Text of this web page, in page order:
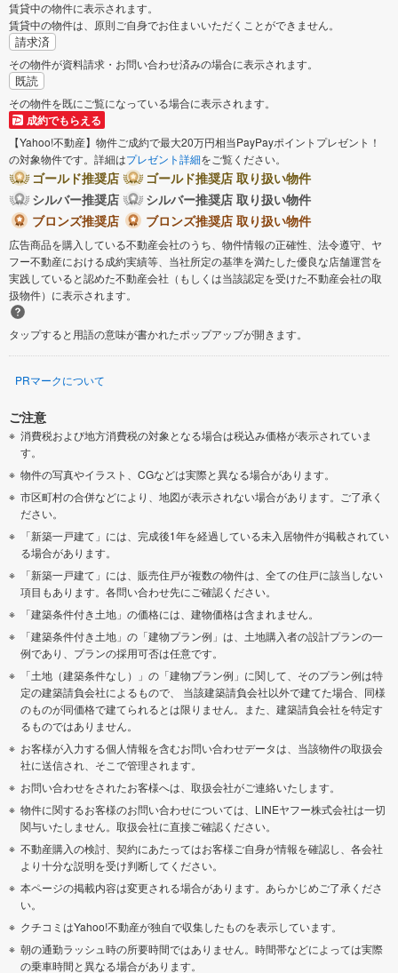
賃貸中の物件に表示されます。
賃貸中の物件は、原則ご自身でお住まいいただくことができません。
請求済
その物件が資料請求・お問い合わせ済みの場合に表示されます。
既読
その物件を既にご覧になっている場合に表示されます。
成約でもらえる
【Yahoo!不動産】物件ご成約で最大20万円相当PayPayポイントプレゼント！
の対象物件です。詳細はプレゼント詳細をご覧ください。
ゴールド推奨店
ゴールド推奨店 取り扱い物件
シルバー推奨店
シルバー推奨店 取り扱い物件
ブロンズ推奨店
ブロンズ推奨店 取り扱い物件
広告商品を購入している不動産会社のうち、物件情報の正確性、法令遵守、ヤ
フー不動産における成約実績等、当社所定の基準を満たした優良な店舗運営を
実践していると認めた不動産会社（もしくは当該認定を受けた不動産会社の取
扱物件）に表示されます。
タップすると用語の意味が書かれたポップアップが開きます。
PRマークについて
ご注意
消費税および地方消費税の対象となる場合は税込み価格が表示されていま
す。
物件の写真やイラスト、CGなどは実際と異なる場合があります。
市区町村の合併などにより、地図が表示されない場合があります。ご了承く
ださい。
「新築一戸建て」には、完成後1年を経過している未入居物件が掲載されてい
る場合があります。
「新築一戸建て」には、販売住戸が複数の物件は、全ての住戸に該当しない
項目もあります。各問い合わせ先にご確認ください。
「建築条件付き土地」の価格には、建物価格は含まれません。
「建築条件付き土地」の「建物プラン例」は、土地購入者の設計プランの一
例であり、プランの採用可否は任意です。
「土地（建築条件なし）」の「建物プラン例」に関して、そのプラン例は特
定の建築請負会社によるもので、 当該建築請負会社以外で建てた場合、同様
のものが同価格で建てられるとは限りません。また、建築請負会社を特定す
るものではありません。
お客様が入力する個人情報を含むお問い合わせデータは、当該物件の取扱会
社に送信され、そこで管理されます。
お問い合わせをされたお客様へは、取扱会社がご連絡いたします。
物件に関するお客様のお問い合わせについては、LINEヤフー株式会社は一切
関与いたしません。取扱会社に直接ご確認ください。
不動産購入の検討、契約にあたってはお客様ご自身が情報を確認し、各会社
より十分な説明を受け判断してください。
本ページの掲載内容は変更される場合があります。あらかじめご了承くださ
い。
クチコミはYahoo!不動産が独自で収集したものを表示しています。
朝の通勤ラッシュ時の所要時間ではありません。時間帯などによっては実際
の乗車時間と異なる場合があります。